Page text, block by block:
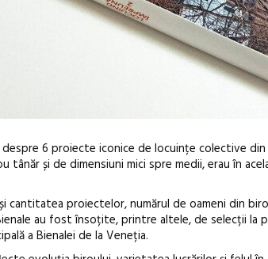
despre 6 proiecte iconice de locuințe colective din
și de dimensiuni mici spre medii, erau în
cantitatea proiectelor, numărul de oameni din
au fost însoțite, printre altele, de selecții la
a Bienalei de la Veneția.